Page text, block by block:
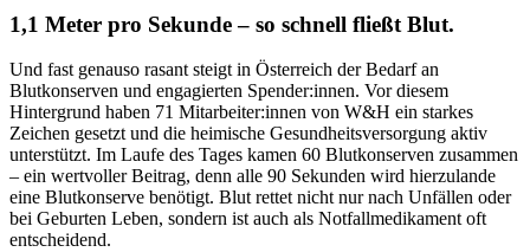
1,1 Meter pro Sekunde – so schnell fließt Blut.
Und fast genauso rasant steigt in Österreich der Bedarf an
Blutkonserven und engagierten Spender:innen. Vor diesem
Hintergrund haben 71 Mitarbeiter:innen von W&H ein starkes
Zeichen gesetzt und die heimische Gesundheitsversorgung aktiv
unterstützt. Im Laufe des Tages kamen 60 Blutkonserven zusammen
– ein wertvoller Beitrag, denn alle 90 Sekunden wird hierzulande
eine Blutkonserve benötigt. Blut rettet nicht nur nach Unfällen oder
bei Geburten Leben, sondern ist auch als Notfallmedikament oft
entscheidend.